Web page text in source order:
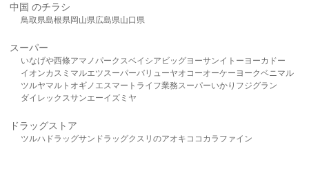
中国 のチラシ
鳥取県島根県岡山県広島県山口県
スーパー
いなげや西條アマノパークスベイシア ビッグヨーサンイトーヨーカドー
イオンカスミ マルエツスーパーバリューヤオコーオーケー ヨークベニマル
ツルヤマルト オギノ エスマート ライフ業務スーパーいかり フジグラン
ダイレックスサンエーイズミヤ
ドラッグストア
ツルハドラッグサンドラッグクスリのアオキ ココカラファイン